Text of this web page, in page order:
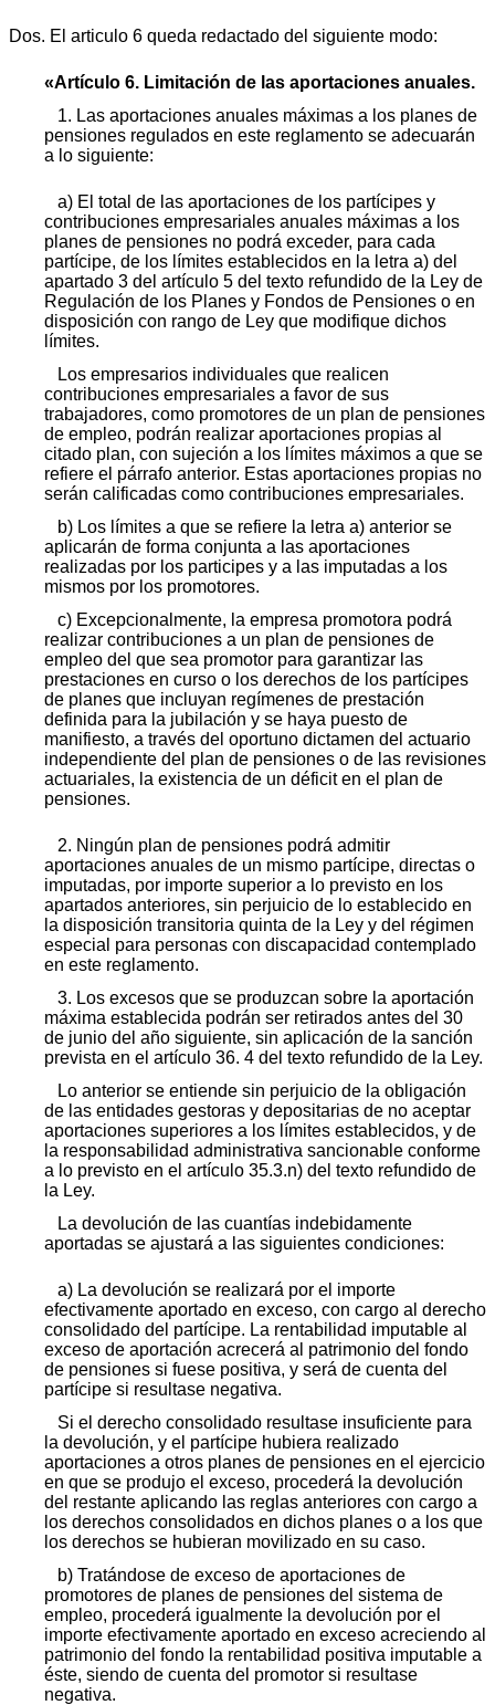
Dos. El articulo 6 queda redactado del siguiente modo:
«Artículo 6. Limitación de las aportaciones anuales.
1. Las aportaciones anuales máximas a los planes de
pensiones regulados en este reglamento se adecuarán
a lo siguiente:
a) El total de las aportaciones de los partícipes y
contribuciones empresariales anuales máximas a los
planes de pensiones no podrá exceder, para cada
partícipe, de los límites establecidos en la letra a) del
apartado 3 del artículo 5 del texto refundido de la Ley de
Regulación de los Planes y Fondos de Pensiones o en
disposición con rango de Ley que modifique dichos
límites.
Los empresarios individuales que realicen
contribuciones empresariales a favor de sus
trabajadores, como promotores de un plan de pensiones
de empleo, podrán realizar aportaciones propias al
citado plan, con sujeción a los límites máximos a que se
refiere el párrafo anterior. Estas aportaciones propias no
serán calificadas como contribuciones empresariales.
b) Los límites a que se refiere la letra a) anterior se
aplicarán de forma conjunta a las aportaciones
realizadas por los participes y a las imputadas a los
mismos por los promotores.
c) Excepcionalmente, la empresa promotora podrá
realizar contribuciones a un plan de pensiones de
empleo del que sea promotor para garantizar las
prestaciones en curso o los derechos de los partícipes
de planes que incluyan regímenes de prestación
definida para la jubilación y se haya puesto de
manifiesto, a través del oportuno dictamen del actuario
independiente del plan de pensiones o de las revisiones
actuariales, la existencia de un déficit en el plan de
pensiones.
2. Ningún plan de pensiones podrá admitir
aportaciones anuales de un mismo partícipe, directas o
imputadas, por importe superior a lo previsto en los
apartados anteriores, sin perjuicio de lo establecido en
la disposición transitoria quinta de la Ley y del régimen
especial para personas con discapacidad contemplado
en este reglamento.
3. Los excesos que se produzcan sobre la aportación
máxima establecida podrán ser retirados antes del 30
de junio del año siguiente, sin aplicación de la sanción
prevista en el artículo 36. 4 del texto refundido de la Ley.
Lo anterior se entiende sin perjuicio de la obligación
de las entidades gestoras y depositarias de no aceptar
aportaciones superiores a los límites establecidos, y de
la responsabilidad administrativa sancionable conforme
a lo previsto en el artículo 35.3.n) del texto refundido de
la Ley.
La devolución de las cuantías indebidamente
aportadas se ajustará a las siguientes condiciones:
a) La devolución se realizará por el importe
efectivamente aportado en exceso, con cargo al derecho
consolidado del partícipe. La rentabilidad imputable al
exceso de aportación acrecerá al patrimonio del fondo
de pensiones si fuese positiva, y será de cuenta del
partícipe si resultase negativa.
Si el derecho consolidado resultase insuficiente para
la devolución, y el partícipe hubiera realizado
aportaciones a otros planes de pensiones en el ejercicio
en que se produjo el exceso, procederá la devolución
del restante aplicando las reglas anteriores con cargo a
los derechos consolidados en dichos planes o a los que
los derechos se hubieran movilizado en su caso.
b) Tratándose de exceso de aportaciones de
promotores de planes de pensiones del sistema de
empleo, procederá igualmente la devolución por el
importe efectivamente aportado en exceso acreciendo al
patrimonio del fondo la rentabilidad positiva imputable a
éste, siendo de cuenta del promotor si resultase
negativa.